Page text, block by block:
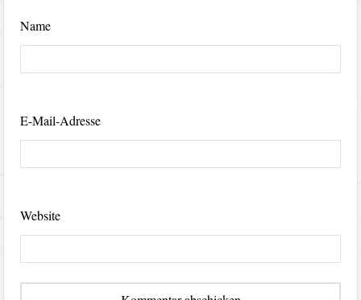
Name
E-Mail-Adresse
Website